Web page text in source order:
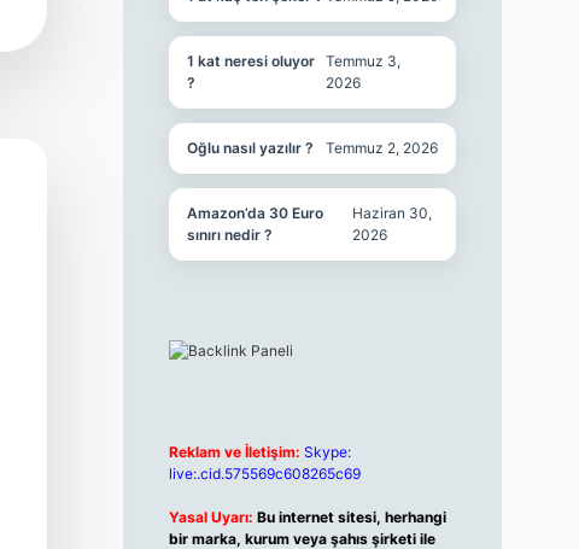
1 kat neresi oluyor
?
Temmuz 3,
2026
Oğlu nasıl yazılır ? Temmuz 2, 2026
Amazon’da 30 Euro
sınırı nedir ?
Haziran 30,
2026
Reklam ve İletişim: Skype:
live:.cid.575569c608265c69
Yasal Uyarı: Bu internet sitesi, herhangi
bir marka, kurum veya şahıs şirketi ile